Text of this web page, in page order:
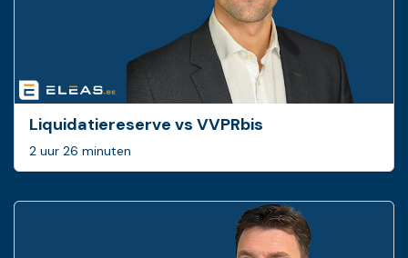
Liquidatiereserve vs VVPRbis
2 uur 26 minuten